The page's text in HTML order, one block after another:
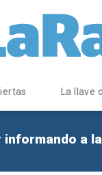
La llave
a